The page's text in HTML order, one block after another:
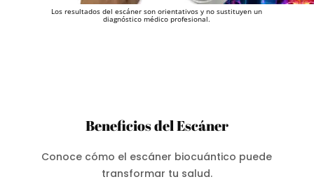
Los resultados del escáner son orientativos y no sustituyen un
diagnóstico médico profesional.
Beneficios del Escáner
Conoce cómo el escáner biocuántico puede
transformar tu salud.